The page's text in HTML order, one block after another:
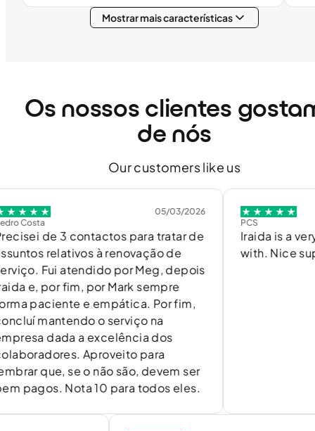
Mostrar mais características
Os nossos clientes
de nós
Our customers like us
05/03/2026
3 contactos para tratar de
à renovação de
atendido por Meg, depois
fim, por Mark sempre
e empática. Por fim,
o serviço na
a excelência dos
Aproveito para
se o não são, devem ser
Nota 10 para todos eles.
Iraida is a very nice
with. Nice support!